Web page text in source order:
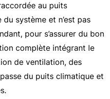
au puits
système et n’est pas
pour s’assurer du bon
complète intégrant le
de ventilation, des
du puits climatique et